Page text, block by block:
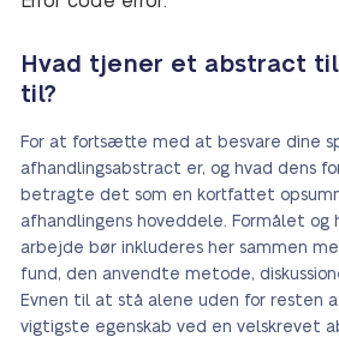
Hvad tjener et abstract
til?
For at fortsætte med at besvare dine
afhandlingsabstract er, og hvad dens
betragte det som en kortfattet
afhandlingens hoveddele. Formålet og
arbejde bør inkluderes her sammen
fund, den anvendte metode,
Evnen til at stå alene uden for resten
vigtigste egenskab ved en velskrevet